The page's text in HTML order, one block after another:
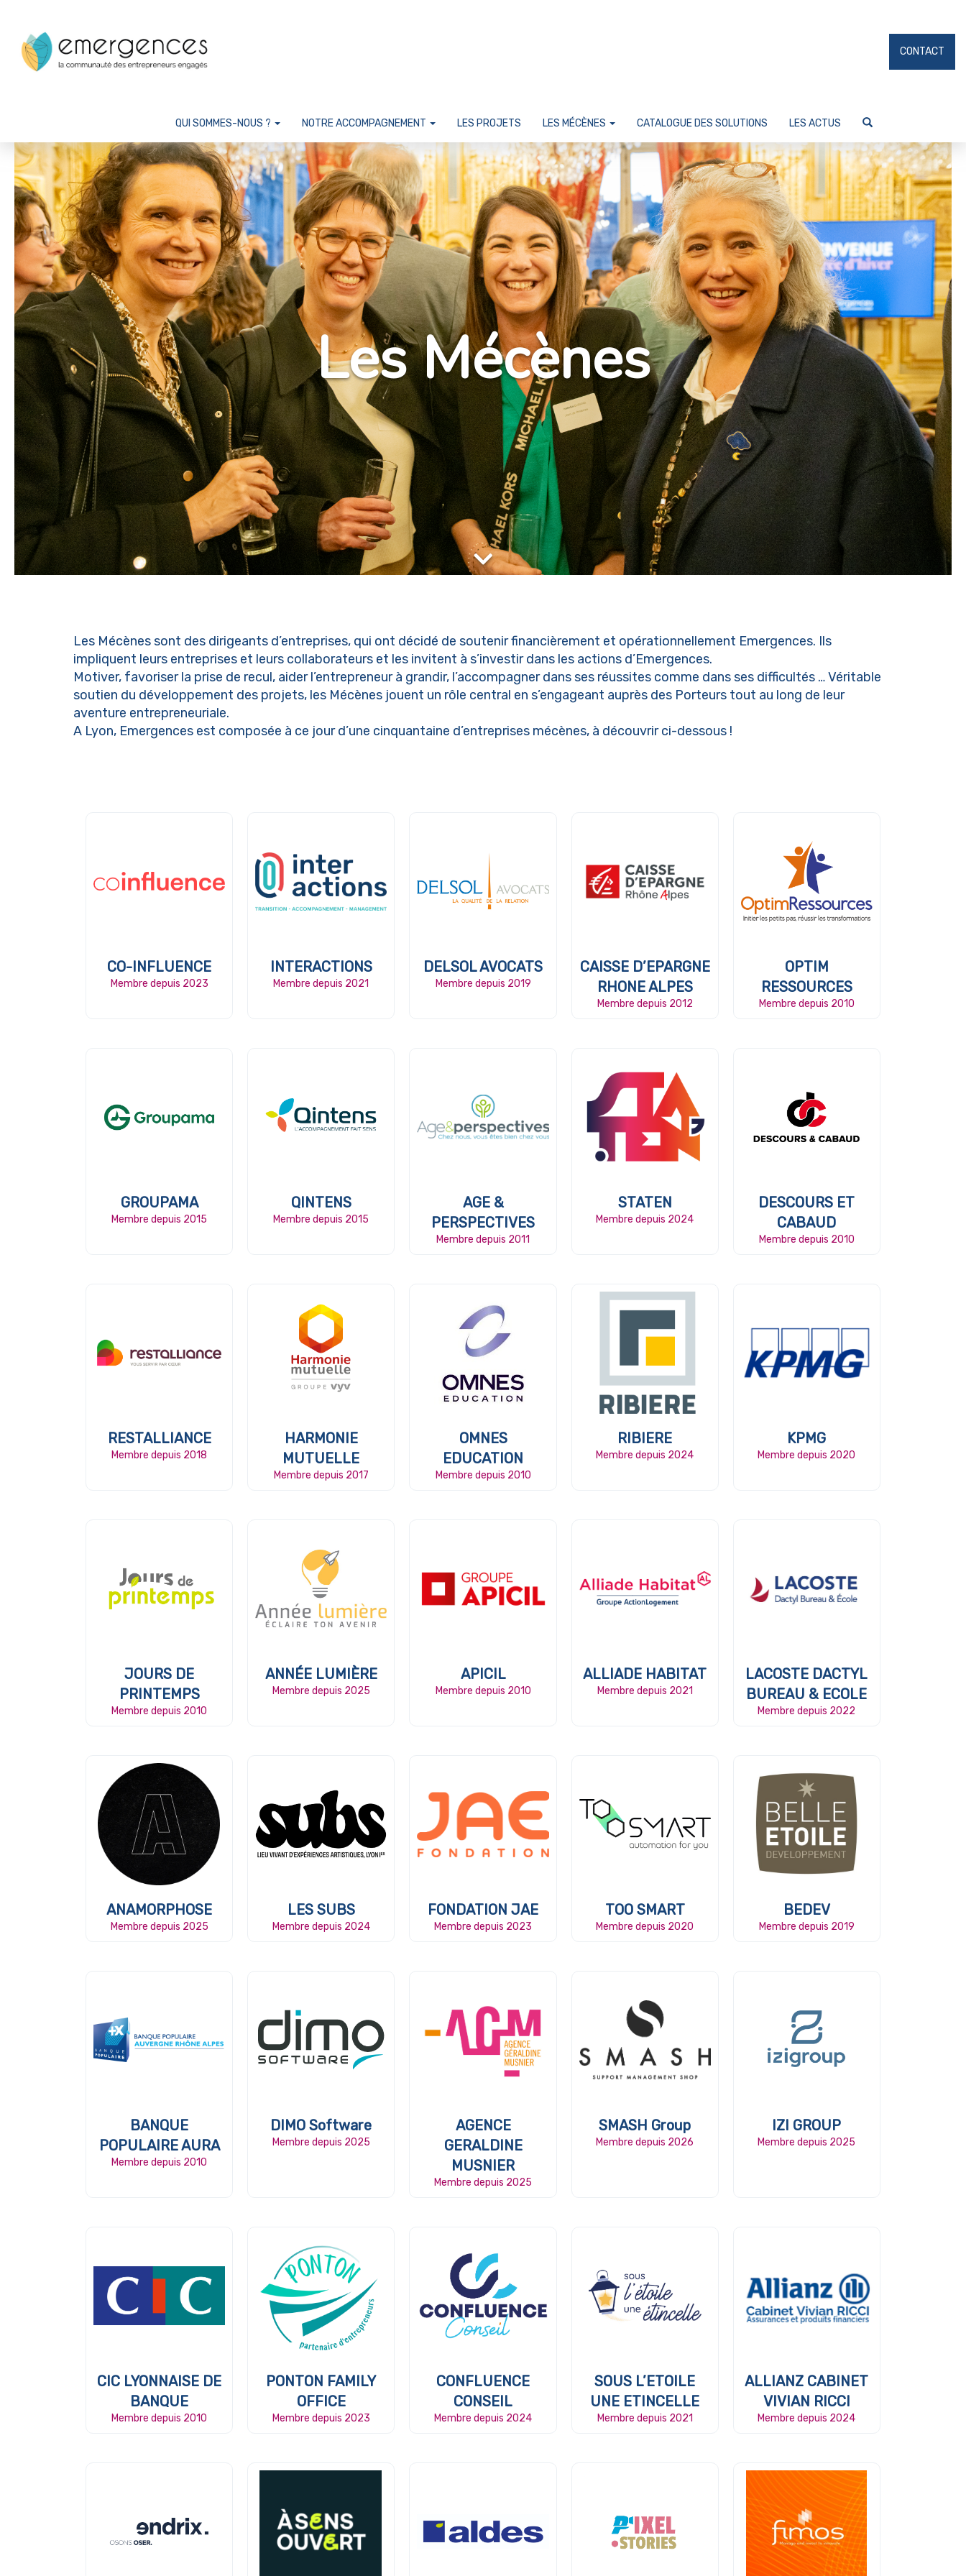
CONTACT
Les Mécènes
Les Mécènes sont des dirigeants d’entreprises, qui ont décidé de soutenir financièrement et opérationnellement Emergences. Ils
impliquent leurs entreprises et leurs collaborateurs et les invitent à s’investir dans les actions d’Emergences.
Motiver, favoriser la prise de recul, aider l’entrepreneur à grandir, l’accompagner dans ses réussites comme dans ses difficultés … Véritable
soutien du développement des projets, les Mécènes jouent un rôle central en s’engageant auprès des Porteurs tout au long de leur
aventure entrepreneuriale.
A Lyon, Emergences est composée à ce jour d’une cinquantaine d’entreprises mécènes, à découvrir ci-dessous !
CO-INFLUENCE
Membre depuis 2023
INTERACTIONS
Membre depuis 2021
DELSOL AVOCATS
Membre depuis 2019
CAISSE D’EPARGNE
RHONE ALPES
Membre depuis 2012
OPTIM
RESSOURCES
Membre depuis 2010
GROUPAMA
Membre depuis 2015
QINTENS
Membre depuis 2015
AGE &
PERSPECTIVES
Membre depuis 2011
STATEN
Membre depuis 2024
DESCOURS ET
CABAUD
Membre depuis 2010
RESTALLIANCE
Membre depuis 2018
HARMONIE
MUTUELLE
Membre depuis 2017
OMNES
EDUCATION
Membre depuis 2010
RIBIERE
Membre depuis 2024
KPMG
Membre depuis 2020
JOURS DE
PRINTEMPS
Membre depuis 2010
ANNÉE LUMIÈRE
Membre depuis 2025
APICIL
Membre depuis 2010
ALLIADE HABITAT
Membre depuis 2021
LACOSTE DACTYL
BUREAU & ECOLE
Membre depuis 2022
ANAMORPHOSE
Membre depuis 2025
LES SUBS
Membre depuis 2024
FONDATION JAE
Membre depuis 2023
TOO SMART
Membre depuis 2020
BEDEV
Membre depuis 2019
BANQUE
POPULAIRE AURA
Membre depuis 2010
DIMO Software
Membre depuis 2025
AGENCE
GERALDINE
MUSNIER
Membre depuis 2025
SMASH Group
Membre depuis 2026
IZI GROUP
Membre depuis 2025
CIC LYONNAISE DE
BANQUE
Membre depuis 2010
PONTON FAMILY
OFFICE
Membre depuis 2023
CONFLUENCE
CONSEIL
Membre depuis 2024
SOUS L’ETOILE
UNE ETINCELLE
Membre depuis 2021
ALLIANZ CABINET
VIVIAN RICCI
Membre depuis 2024